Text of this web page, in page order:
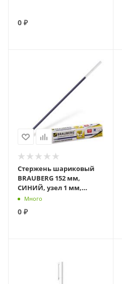
0 ₽
Стержень шариковый
BRAUBERG 152 мм,
СИНИЙ, узел 1 мм,
линия письма 0,5 мм,
170174
Много
0 ₽